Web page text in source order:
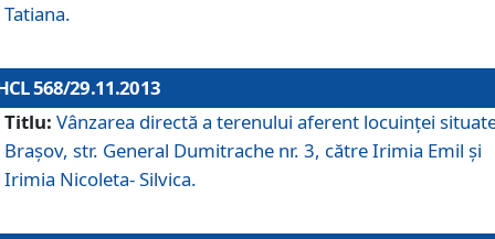
Tatiana.
568/29.11.2013
Titlu: Vânzarea directă a terenului aferent locuinţei
Braşov, str. General Dumitrache nr. 3, către Irimia Emil şi
Irimia Nicoleta- Silvica.